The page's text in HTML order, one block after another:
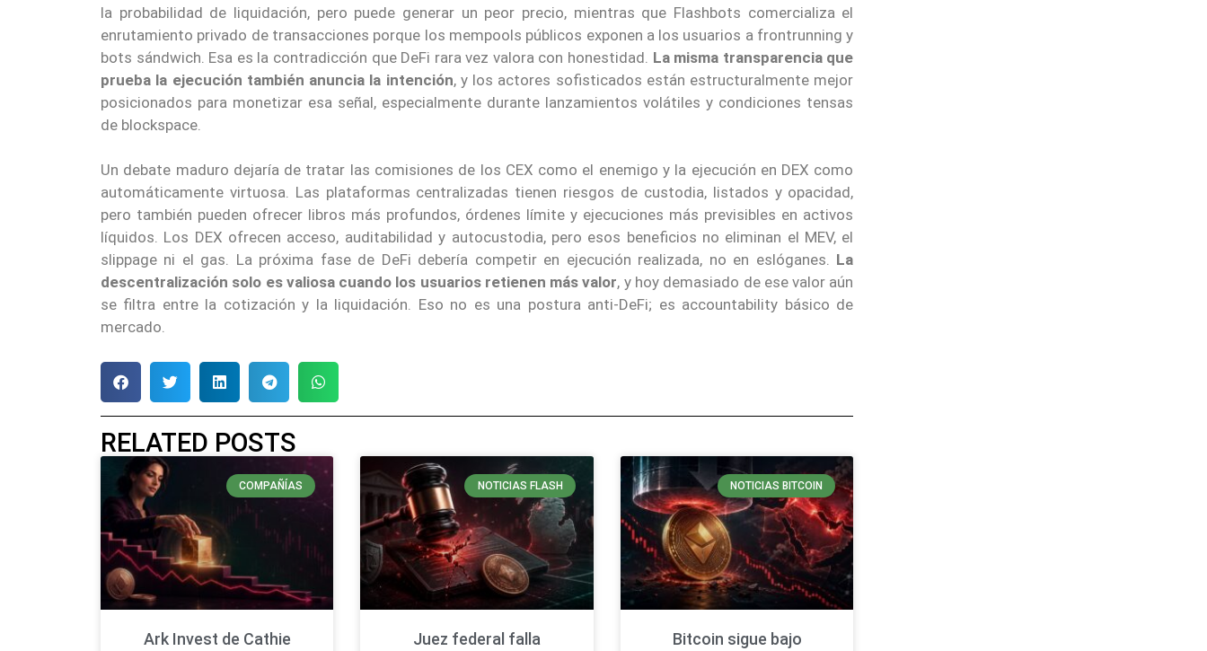
la probabilidad de liquidación, pero puede generar un peor precio, mientras que Flashbots comercializa el
enrutamiento privado de transacciones porque los mempools públicos exponen a los usuarios a frontrunning y
bots sándwich. Esa es la contradicción que DeFi rara vez valora con honestidad. La misma transparencia que
prueba la ejecución también anuncia la intención, y los actores sofisticados están estructuralmente mejor
posicionados para monetizar esa señal, especialmente durante lanzamientos volátiles y condiciones tensas
de blockspace.
Un debate maduro dejaría de tratar las comisiones de los CEX como el enemigo y la ejecución en DEX como
automáticamente virtuosa. Las plataformas centralizadas tienen riesgos de custodia, listados y opacidad,
pero también pueden ofrecer libros más profundos, órdenes límite y ejecuciones más previsibles en activos
líquidos. Los DEX ofrecen acceso, auditabilidad y autocustodia, pero esos beneficios no eliminan el MEV, el
slippage ni el gas. La próxima fase de DeFi debería competir en ejecución realizada, no en eslóganes. La
descentralización solo es valiosa cuando los usuarios retienen más valor, y hoy demasiado de ese valor aún
se filtra entre la cotización y la liquidación. Eso no es una postura anti-DeFi; es accountability básico de
mercado.
RELATED POSTS
COMPAÑÍAS
Ark Invest de Cathie
NOTICIAS FLASH
Juez federal falla
NOTICIAS BITCOIN
Bitcoin sigue bajo